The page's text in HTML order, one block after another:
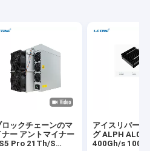
ロックチェーンのマ
ナー アントマイナー
Pro 21Th/S
アイスリバーマ
グ ALPH AL0
400Gh/s 100W